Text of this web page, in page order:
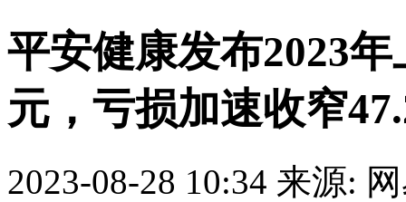
平安健康发布2023
元，亏损加速收窄
2023-08-28 10:34 来源: